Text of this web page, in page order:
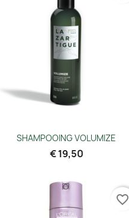
Snel bekijken
SHAMPOOING VOLUMIZE
€ 19,50
favorite_border